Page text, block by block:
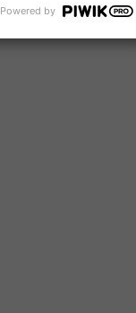
Powered by